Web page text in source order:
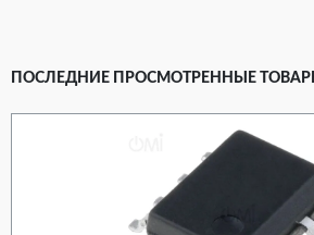
ПОСЛЕДНИЕ ПРОСМОТРЕННЫЕ